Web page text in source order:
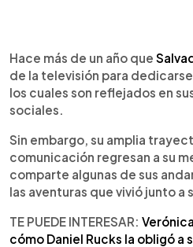
► Escuchar artículo
Hace más de un año que
de la televisión para
los cuales son reflejados en
sociales.
Sin embargo, su amplia
comunicación regresan a su
comparte algunas de sus
las aventuras que vivió junto a
TE PUEDE INTERESAR:
cómo Daniel Rucks la obligó a